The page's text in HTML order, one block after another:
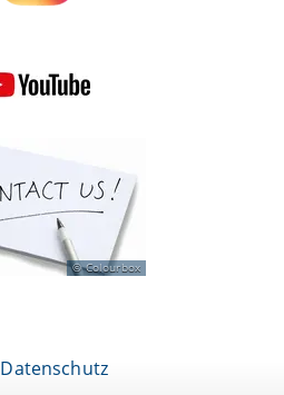
Colourbox
Datenschutz